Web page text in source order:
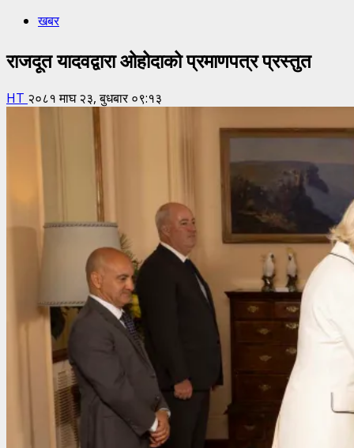
खबर
राजदूत यादवद्वारा ओहोदाको प्रमाणपत्र प्रस्तुत
HT २०८१ माघ २३, बुधबार ०९:१३